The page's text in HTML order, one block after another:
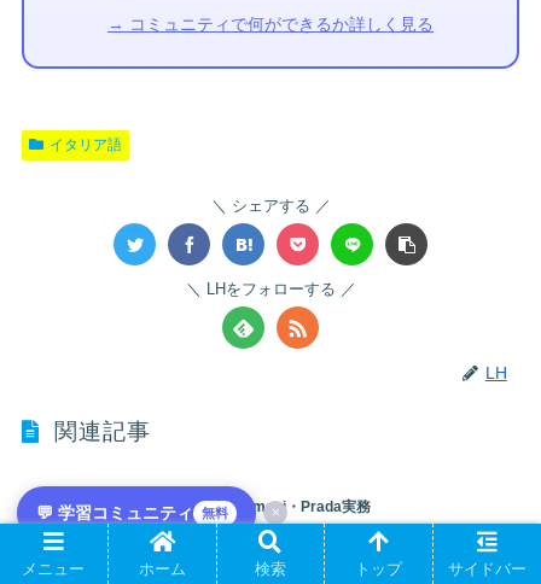
→ コミュニティで何ができるか詳しく見る
💬 学習コミュニティ 無料 ×
イタリア語
シェアする
LHをフォローする
LH
関連記事
Moda業界B2Bメール｜Gucci・Armani・Prada実務
Moda業界B2Bメールは、Gucci・Armani・Prada等のMaisonとの取引に特化した独自トピ
ックです。 「クリエイティブ」と「ブランド管理」の二重性が業界の特徴で、Milano
Maisonは最formal、Showroomは親密です。
メニュー ホーム 検索 トップ サイドバー